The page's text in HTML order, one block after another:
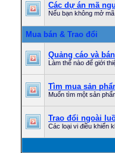
Các dự án mã
Nếu bạn không mở
Mua bán & Trao đổi
Quảng cáo và
Làm thế nào để giới
Tìm mua sản
Muốn tìm một sản
Trao đổi ngoài
Các loại vi điều khiển